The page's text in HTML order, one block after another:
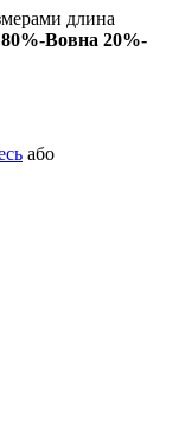
длина
Вовна 20%-
або